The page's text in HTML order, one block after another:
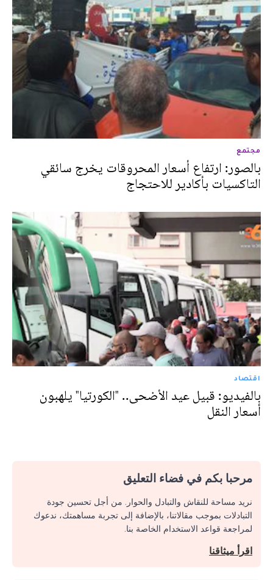
مجتمع
بالصور: ارتفاع أسعار المحروقات يخرج سائقي
التاكسيات بأكادير للاحتجاج
اقتصاد
بالفيديو: قبيل عيد الأضحى.. "الكورتيا" يلهبون
أسعار النقل
مرحبا بكم في فضاء التعليق
نريد مساحة للنقاش والتبادل والحوار. من أجل تحسين جودة
التبادلات بموجب مقالاتنا، بالإضافة إلى تجربة مساهمتك، ندعوك
لمراجعة قواعد الاستخدام الخاصة بنا.
اقرأ ميثاقنا